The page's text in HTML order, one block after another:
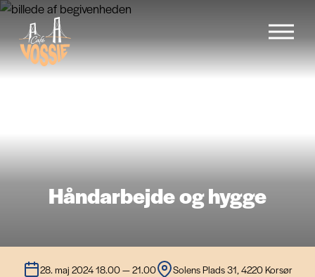
Menu
Begivenheder
Cafévogn
Håndarbejde og hygge
28. maj 2024 18.00 — 21.00 Solens Plads 31, 4220 Korsør